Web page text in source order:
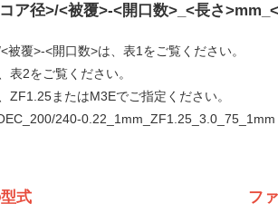
ア径>/<被覆>-<開口数>_<長さ
被覆>-<開口数>は、表1をご覧ください。
表2をご覧ください。
ZF1.25またはM3Eでご指定ください。
240-0.22_1mm_ZF1.25_3.0_75_1mm
式 フ